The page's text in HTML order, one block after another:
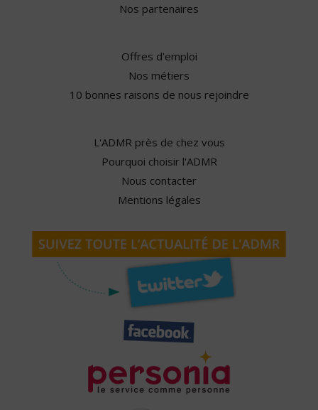
Nos partenaires
Offres d'emploi
Nos métiers
10 bonnes raisons de nous rejoindre
L'ADMR près de chez vous
Pourquoi choisir l'ADMR
Nous contacter
Mentions légales